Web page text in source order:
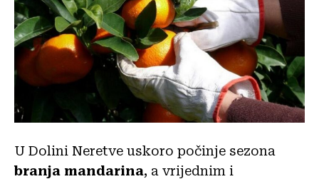
U Dolini Neretve uskoro počinje sezona
branja mandarina, a vrijednim i